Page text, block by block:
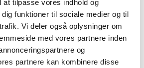
at tilpasse vores indhold og
funktioner til sociale medier og til
Vi deler også oplysninger om
med vores partnere inden
og
partnere kan kombinere disse
Plaisir spisebord inkl. 2
tillægsplader